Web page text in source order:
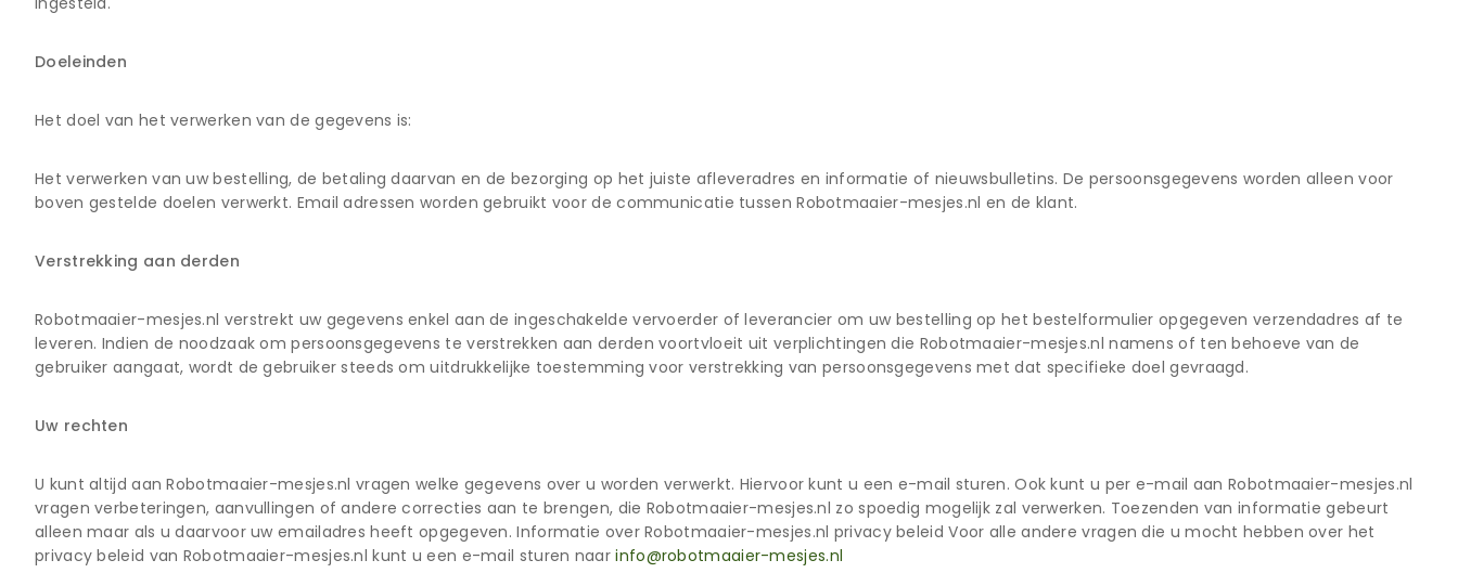
Doeleinden
Het doel van het verwerken van de gegevens is:
Het verwerken van uw bestelling, de betaling daarvan en de bezorging op het juiste afleveradres en informatie of nieuwsbulletins. De persoonsgegevens worden alleen voor
boven gestelde doelen verwerkt. Email adressen worden gebruikt voor de communicatie tussen Robotmaaier-mesjes.nl en de klant.
Verstrekking aan derden
Robotmaaier-mesjes.nl verstrekt uw gegevens enkel aan de ingeschakelde vervoerder of leverancier om uw bestelling op het bestelformulier opgegeven verzendadres af te
leveren. Indien de noodzaak om persoonsgegevens te verstrekken aan derden voortvloeit uit verplichtingen die Robotmaaier-mesjes.nl namens of ten behoeve van de
gebruiker aangaat, wordt de gebruiker steeds om uitdrukkelijke toestemming voor verstrekking van persoonsgegevens met dat specifieke doel gevraagd.
Uw rechten
U kunt altijd aan Robotmaaier-mesjes.nl vragen welke gegevens over u worden verwerkt. Hiervoor kunt u een e-mail sturen. Ook kunt u per e-mail aan Robotmaaier-mesjes.nl
vragen verbeteringen, aanvullingen of andere correcties aan te brengen, die Robotmaaier-mesjes.nl zo spoedig mogelijk zal verwerken. Toezenden van informatie gebeurt
alleen maar als u daarvoor uw emailadres heeft opgegeven. Informatie over Robotmaaier-mesjes.nl privacy beleid Voor alle andere vragen die u mocht hebben over het
privacy beleid van Robotmaaier-mesjes.nl kunt u een e-mail sturen naarinfo@robotmaaier-mesjes.nl